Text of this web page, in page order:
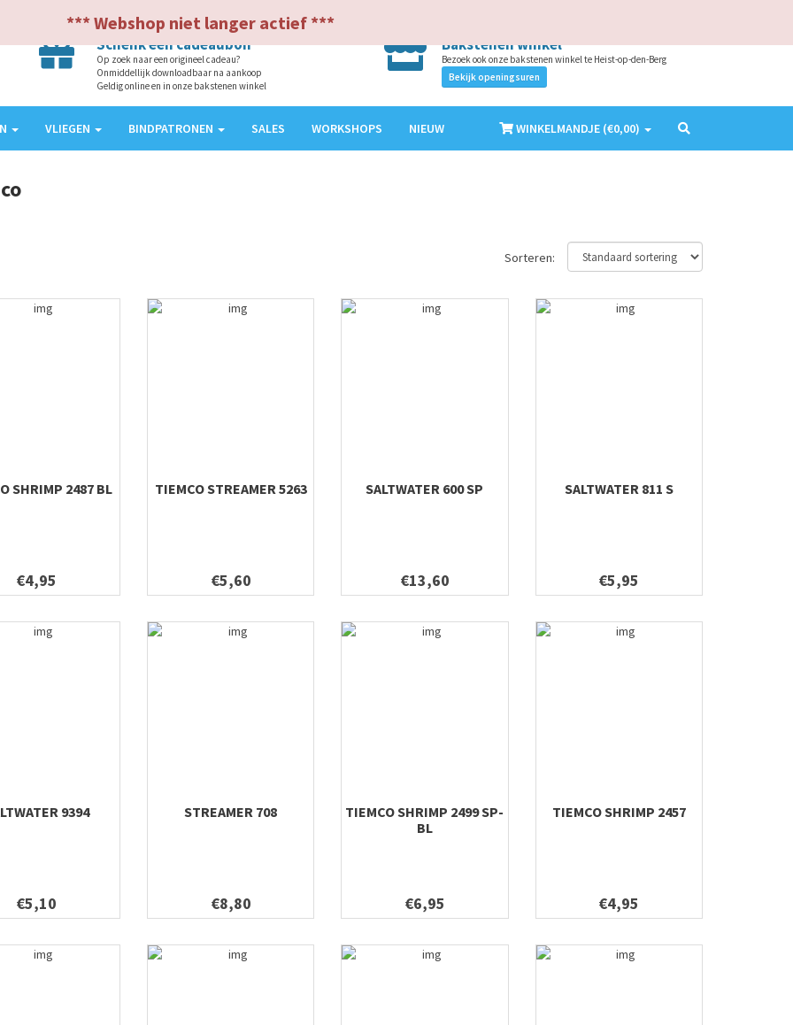
*** Webshop niet langer actief ***
Schenk een cadeaubon
Op zoek naar een origineel cadeau?
Onmiddellijk downloadbaar na aankoop
Geldig online en in onze bakstenen winkel
Bakstenen winkel
Bezoek ook onze bakstenen winkel te Heist-op-den-Berg
Bekijk openingsuren
VLIEGEN BINDPATRONEN SALES WORKSHOPS NIEUW WINKELMANDJE (€0,00)
Sorteren:
SHRIMP 2487 BL
€4,95
TIEMCO STREAMER 5263
€5,60
SALTWATER 600 SP
€13,60
SALTWATER 811 S
€5,95
9394
€5,10
STREAMER 708
€8,80
TIEMCO SHRIMP 2499 SP-
BL
€6,95
TIEMCO SHRIMP 2457
€4,95